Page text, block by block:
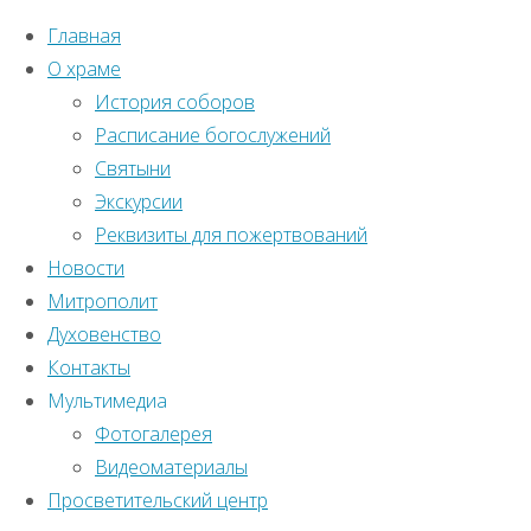
Главная
О храме
История соборов
Расписание богослужений
Святыни
Экскурсии
Реквизиты для пожертвований
Новости
Митрополит
Духовенство
Контакты
Мультимедиа
Фотогалерея
Видеоматериалы
Просветительский центр
страница